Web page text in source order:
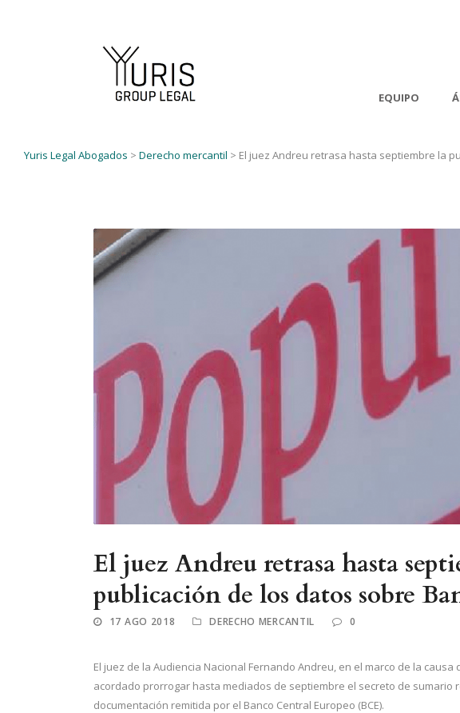
EQUIPO
Yuris Legal Abogados > Derecho mercantil > El juez Andreu retrasa hasta septiembre la
El juez Andreu retrasa hasta
publicación de los datos sobre
17 AGO 2018 DERECHO MERCANTIL 0
El juez de la Audiencia Nacional Fernando Andreu, en el marco de la
acordado prorrogar hasta mediados de septiembre el secreto de sumario
documentación remitida por el Banco Central Europeo (BCE).